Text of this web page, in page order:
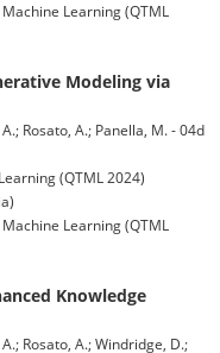
Learning (QTML
Modeling via
Rosato, A.; Panella, M. - 04d
(QTML 2024)
Learning (QTML
Knowledge
Rosato, A.; Windridge, D.;